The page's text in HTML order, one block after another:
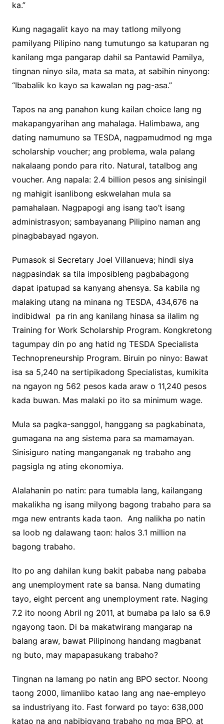
ka.”
Kung nagagalit kayo na may tatlong milyong
pamilyang Pilipino nang tumutungo sa katuparan ng
kanilang mga pangarap dahil sa Pantawid Pamilya,
tingnan ninyo sila, mata sa mata, at sabihin ninyong:
“Ibabalik ko kayo sa kawalan ng pag-asa.”
Tapos na ang panahon kung kailan choice lang ng
makapangyarihan ang mahalaga. Halimbawa, ang
dating namumuno sa TESDA, nagpamudmod ng mga
scholarship voucher; ang problema, wala palang
nakalaang pondo para rito. Natural, tatalbog ang
voucher. Ang napala: 2.4 billion pesos ang sinisingil
ng mahigit isanlibong eskwelahan mula sa
pamahalaan. Nagpapogi ang isang tao’t isang
administrasyon; sambayanang Pilipino naman ang
pinagbabayad ngayon.
Pumasok si Secretary Joel Villanueva; hindi siya
nagpasindak sa tila imposibleng pagbabagong
dapat ipatupad sa kanyang ahensya. Sa kabila ng
malaking utang na minana ng TESDA, 434,676 na
indibidwal pa rin ang kanilang hinasa sa ilalim ng
Training for Work Scholarship Program. Kongkretong
tagumpay din po ang hatid ng TESDA Specialista
Technopreneurship Program. Biruin po ninyo: Bawat
isa sa 5,240 na sertipikadong Specialistas, kumikita
na ngayon ng 562 pesos kada araw o 11,240 pesos
kada buwan. Mas malaki po ito sa minimum wage.
Mula sa pagka-sanggol, hanggang sa pagkabinata,
gumagana na ang sistema para sa mamamayan.
Sinisiguro nating manganganak ng trabaho ang
pagsigla ng ating ekonomiya.
Alalahanin po natin: para tumabla lang, kailangang
makalikha ng isang milyong bagong trabaho para sa
mga new entrants kada taon. Ang nalikha po natin
sa loob ng dalawang taon: halos 3.1 million na
bagong trabaho.
Ito po ang dahilan kung bakit pababa nang pababa
ang unemployment rate sa bansa. Nang dumating
tayo, eight percent ang unemployment rate. Naging
7.2 ito noong Abril ng 2011, at bumaba pa lalo sa 6.9
ngayong taon. Di ba makatwirang mangarap na
balang araw, bawat Pilipinong handang magbanat
ng buto, may mapapasukang trabaho?
Tingnan na lamang po natin ang BPO sector. Noong
taong 2000, limanlibo katao lang ang nae-empleyo
sa industriyang ito. Fast forward po tayo: 638,000
katao na ang nabibigyang trabaho ng mga BPO, at